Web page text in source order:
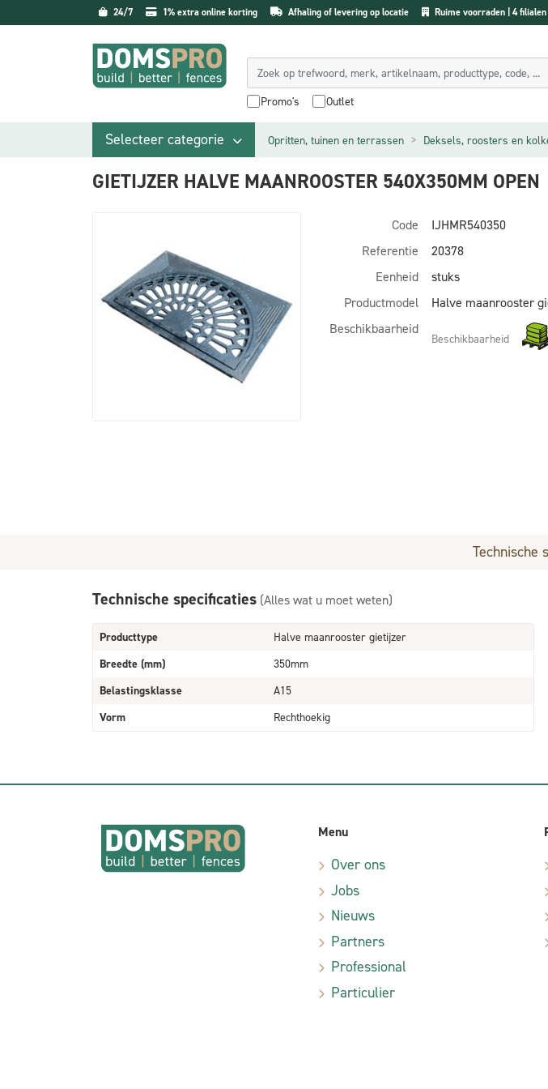
24/7 1% extra online korting Afhaling of levering op locatie Ruime voorraden | 4 filialen
Promo's Outlet
Selecteer categorie Opritten, tuinen en terrassen Deksels, roosters en
GIETIJZER HALVE MAANROOSTER 540X350MM OPEN
Code
IJHMR540350
Referentie
20378
Eenheid
stuks
Productmodel
Halve maanrooster
Beschikbaarheid
Beschikbaarheid
Technische
Technische specificaties (Alles wat u moet weten)
Producttype
Halve maanrooster gietijzer
Breedte (mm)
350mm
Belastingsklasse
A15
Vorm
Rechthoekig
Menu
Over ons
Jobs
Nieuws
Partners
Professional
Particulier